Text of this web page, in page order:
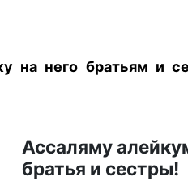
на него братьям и
Ассаляму
братья и сестры!